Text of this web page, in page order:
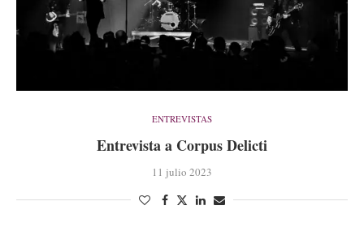
ENTREVISTAS
Entrevista a Corpus Delicti
11 julio 2023